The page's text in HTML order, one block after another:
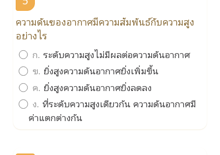
ความดันของอากาศมีความสัมพันธ์กับความสูง
อย่างไร
ก. ระดับความสูงไม่มีผลต่อความดันอากาศ
ข. ยิ่งสูงความดันอากาศยิ่งเพิ่มขึ้น
ค. ยิ่งสูงความดันอากาศยิ่งลดลง
ง. ที่ระดับความสูงเดียวกัน ความดันอากาศมี
ค่าแตกต่างกัน